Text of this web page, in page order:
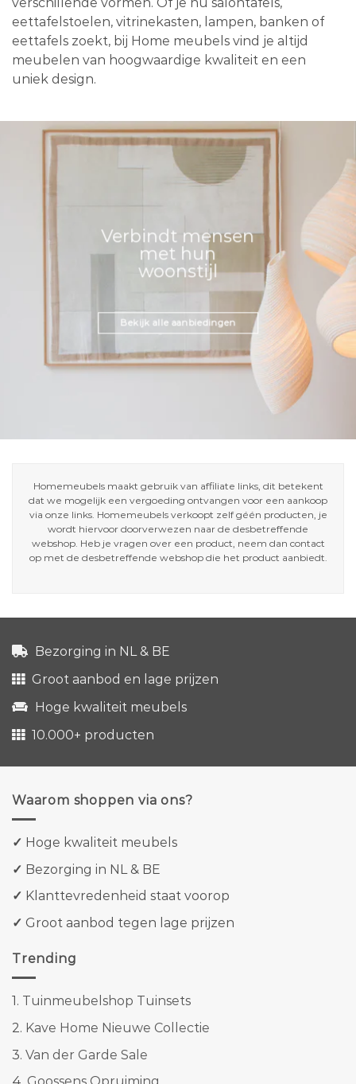
eettafelstoelen, vitrinekasten, lampen, banken of
eettafels zoekt, bij Home meubels vind je altijd
meubelen van hoogwaardige kwaliteit en een
uniek design.
Verbindt mensen
met hun
woonstijl
Bekijk alle aanbiedingen
Homemeubels maakt gebruik van affiliate links, dit betekent
dat we mogelijk een vergoeding ontvangen voor een aankoop
via onze links. Homemeubels verkoopt zelf géén producten, je
wordt hiervoor doorverwezen naar de desbetreffende
webshop. Heb je vragen over een product, neem dan contact
op met de desbetreffende webshop die het product aanbiedt.
Bezorging in NL & BE
Groot aanbod en lage prijzen
Hoge kwaliteit meubels
10.000+ producten
Waarom shoppen via ons?
✓ Hoge kwaliteit meubels
✓ Bezorging in NL & BE
✓ Klanttevredenheid staat voorop
✓ Groot aanbod tegen lage prijzen
Trending
1. Tuinmeubelshop Tuinsets
2. Kave Home Nieuwe Collectie
3. Van der Garde Sale